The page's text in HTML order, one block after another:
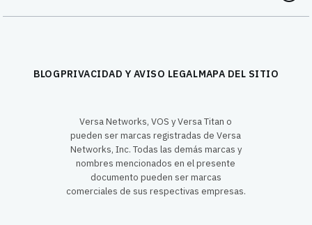
BLOGPRIVACIDAD Y AVISO LEGALMAPA DEL SITIO
Versa Networks, VOS y Versa Titan o
pueden ser marcas registradas de Versa
Networks, Inc. Todas las demás marcas y
nombres mencionados en el presente
documento pueden ser marcas
comerciales de sus respectivas empresas.